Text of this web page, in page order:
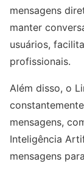
mensagens
manter
usuários,
profissionais.
Além disso, o
mensagens,
Inteligência
mensagens